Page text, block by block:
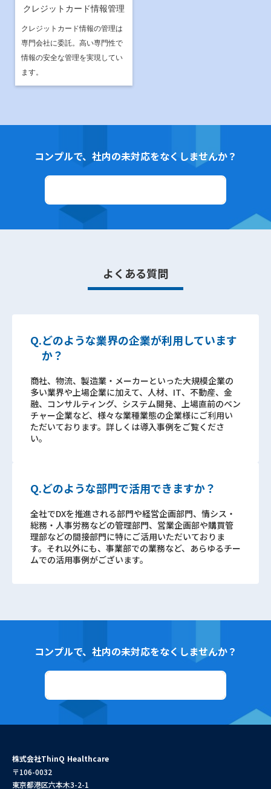
クレジットカード情報管理
クレジットカード情報の管理は
専門会社に委託。高い専門性で
情報の安全な管理を実現してい
ます。
コンプルで、社内の未対応をなくしませんか？
よくある質問
Q.どのような業界の企業が利用しています
か？
商社、物流、製造業・メーカーといった大規模企業の
多い業界や上場企業に加えて、人材、IT、不動産、金
融、コンサルティング、システム開発、上場直前のベン
チャー企業など、様々な業種業態の企業様にご利用い
ただいております。詳しくは導入事例をご覧くださ
い。
Q.どのような部門で活用できますか？
全社でDXを推進される部門や経営企画部門、情シス・
総務・人事労務などの管理部門、営業企画部や購買管
理部などの間接部門に特にご活用いただいておりま
す。それ以外にも、事業部での業務など、あらゆるチー
ムでの活用事例がございます。
コンプルで、社内の未対応をなくしませんか？
株式会社ThinQ Healthcare
〒106-0032
東京都港区六本木3-2-1